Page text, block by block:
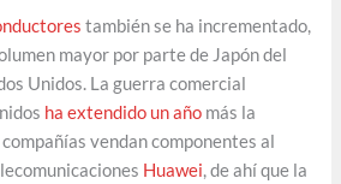
también se ha incrementado,
mayor por parte de Japón del
Unidos. La guerra comercial
ha extendido un año más la
vendan componentes al
Huawei, de ahí que la